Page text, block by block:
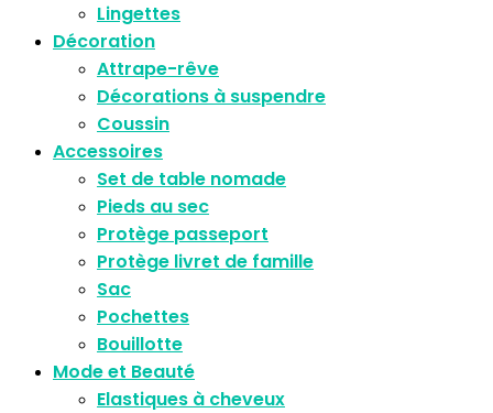
Lingettes
Décoration
Attrape-rêve
Décorations à suspendre
Coussin
Accessoires
Set de table nomade
Pieds au sec
Protège passeport
Protège livret de famille
Sac
Pochettes
Bouillotte
Mode et Beauté
Elastiques à cheveux